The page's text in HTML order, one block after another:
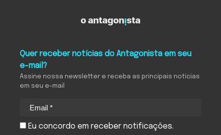
Quer receber notícias do Antagonista em seu
e-mail?
Assine nossa newsletter e receba as principais notícias
em seu e-mail
Eu concordo em receber notificações.